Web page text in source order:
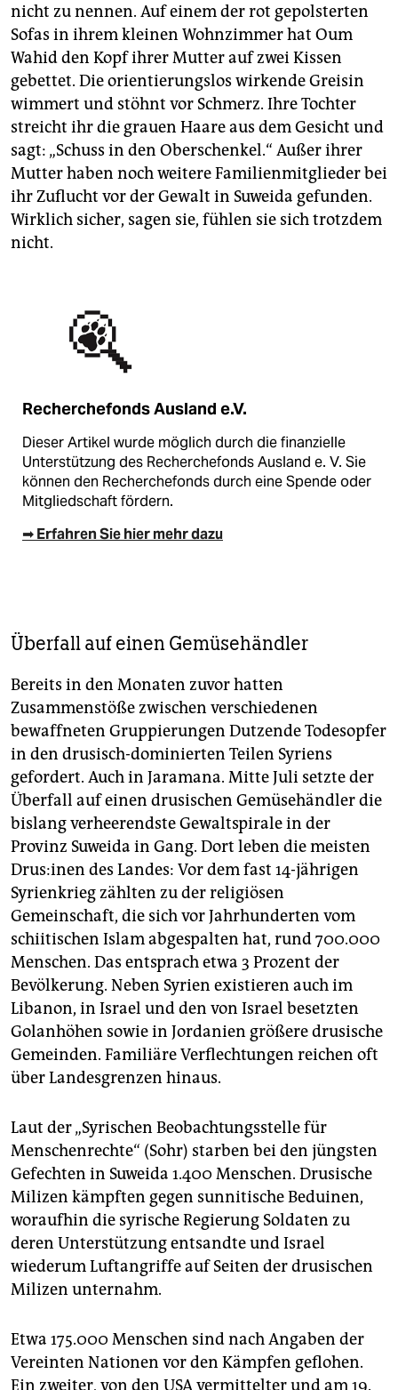
nicht zu nennen. Auf einem der rot gepolsterten
Sofas in ihrem kleinen Wohnzimmer hat Oum
Wahid den Kopf ihrer Mutter auf zwei Kissen
gebettet. Die orientierungslos wirkende Greisin
wimmert und stöhnt vor Schmerz. Ihre Tochter
streicht ihr die grauen Haare aus dem Gesicht und
sagt: „Schuss in den Oberschenkel.“ Außer ihrer
Mutter haben noch weitere Familienmitglieder bei
ihr Zuflucht vor der Gewalt in Suweida gefunden.
Wirklich sicher, sagen sie, fühlen sie sich trotzdem
nicht.
Recherchefonds Ausland e.V.
Dieser Artikel wurde möglich durch die finanzielle
Unterstützung des Recherchefonds Ausland e. V. Sie
können den Recherchefonds durch eine Spende oder
Mitgliedschaft fördern.
➡ Erfahren Sie hier mehr dazu
Überfall auf einen Gemüsehändler
Bereits in den Monaten zuvor hatten
Zusammenstöße zwischen verschiedenen
bewaffneten Gruppierungen Dutzende Todesopfer
in den drusisch-dominierten Teilen Syriens
gefordert. Auch in Jaramana. Mitte Juli setzte der
Überfall auf einen drusischen Gemüsehändler die
bislang verheerendste Gewaltspirale in der
Provinz Suweida in Gang. Dort leben die meisten
Drus:i­nen des Landes: Vor dem fast 14-jährigen
Syrienkrieg zählten zu der religiösen
Gemeinschaft, die sich vor Jahrhunderten vom
schiitischen Islam abgespalten hat, rund 700.000
Menschen. Das entsprach etwa 3 Prozent der
Bevölkerung. Neben Syrien existieren auch im
Libanon, in Israel und den von Israel besetzten
Golanhöhen sowie in Jordanien größere drusische
Gemeinden. Familiäre Verflechtungen reichen oft
über Landesgrenzen hinaus.
Laut der „Syrischen Beobachtungsstelle für
Menschenrechte“ (Sohr) starben bei den jüngsten
Gefechten in Suweida 1.400 Menschen. Drusische
Milizen kämpften gegen sunnitische Beduinen,
woraufhin die syrische Regierung Soldaten zu
deren Unterstützung entsandte und Israel
wiederum Luftangriffe auf Seiten der drusischen
Milizen unternahm.
Etwa 175.000 Menschen sind nach Angaben der
Vereinten Nationen vor den Kämpfen geflohen.
Ein zweiter, von den USA vermittelter und am 19.